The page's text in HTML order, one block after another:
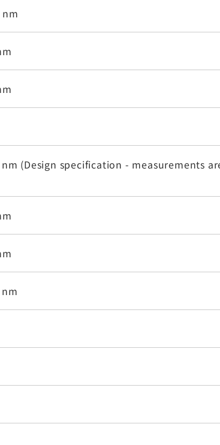
nm
nm (Design specification - measurements